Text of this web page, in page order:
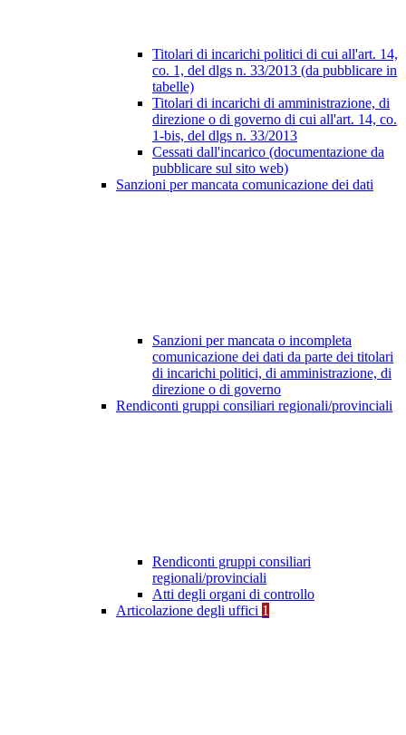
Titolari di incarichi politici di cui all'art. 14,
co. 1, del dlgs n. 33/2013 (da pubblicare in
tabelle)
Titolari di incarichi di amministrazione, di
direzione o di governo di cui all'art. 14, co.
1-bis, del dlgs n. 33/2013
Cessati dall'incarico (documentazione da
pubblicare sul sito web)
Sanzioni per mancata comunicazione dei dati
Sanzioni per mancata o incompleta
comunicazione dei dati da parte dei titolari
di incarichi politici, di amministrazione, di
direzione o di governo
Rendiconti gruppi consiliari regionali/provinciali
Rendiconti gruppi consiliari
regionali/provinciali
Atti degli organi di controllo
Articolazione degli uffici 1